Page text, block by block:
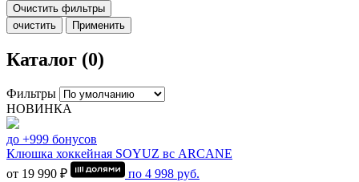
Очистить фильтры
очистить
Применить
Каталог (0)
Фильтры
НОВИНКА
до +999 бонусов
Клюшка хоккейная SOYUZ вс ARCANE
от 19 990 ₽
по 4 998 руб.